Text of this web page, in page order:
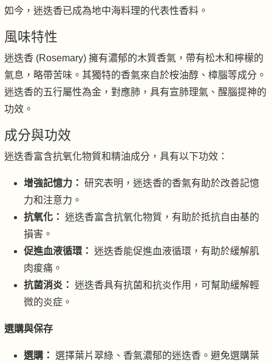
如今，迷迭香已成為地中海料理的代表性香料。
風味特性
迷迭香 (Rosemary) 擁有濃郁的木質香氣，帶有松木和檸檬的
氣息，略帶苦味。其獨特的香氣來自於桉油醇、樟腦等成分。
迷迭香的五行屬性為金，對應肺，具有宣肺理氣、醒腦提神的
功效。
成分與功效
迷迭香富含抗氧化物質和精油成分，具有以下功效：
增強記憶力： 研究表明，迷迭香的香氣有助於改善記憶
力和注意力。
抗氧化： 迷迭香富含抗氧化物質，有助於抵抗自由基的
損害。
促進血液循環： 迷迭香能促進血液循環，有助於緩解肌
肉痠痛。
抗菌消炎： 迷迭香具有抗菌和抗炎作用，可幫助緩解輕
微的炎症。
選購與保存
選購： 選擇葉片翠綠、香氣濃郁的迷迭香。避免選購葉